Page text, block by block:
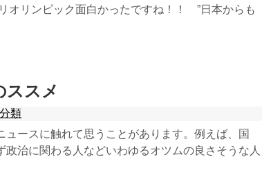
オリンピック面白かったですね！！ ”日本からも
ススメ
類
ュースに触れて思うことがあります。例えば、国
政治に関わる人などいわゆるオツムの良さそうな人